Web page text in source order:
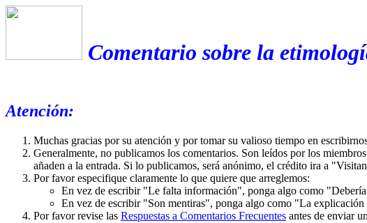
Comentario sobre la
Atención:
Muchas gracias por su atención y por tomar su valioso tiempo en
Generalmente, no publicamos los comentarios. Son leídos por los
añaden a la entrada. Si lo publicamos, será anónimo, el crédito ira a
Por favor especifique claramente lo que quiere que arreglemos:
En vez de escribir "Le falta información", ponga algo como
En vez de escribir "Son mentiras", ponga algo como "La
Por favor revise las Respuestas a Comentarios Frecuentes antes de enviar